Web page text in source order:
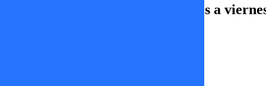
Embajadores del Chisme de lunes a